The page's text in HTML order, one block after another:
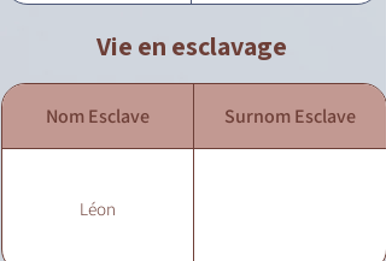
Vie en esclavage
Nom Esclave Surnom Esclave
Léon